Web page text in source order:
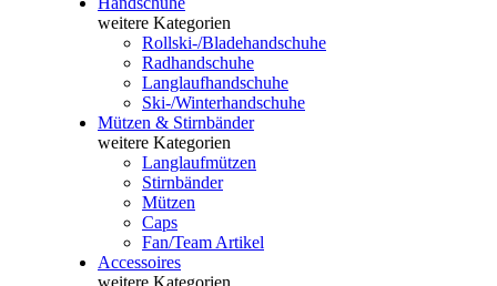
weitere Kategorien
Rollski-/Bladehandschuhe
Radhandschuhe
Langlaufhandschuhe
Ski-/Winterhandschuhe
Mützen & Stirnbänder
weitere Kategorien
Langlaufmützen
Stirnbänder
Mützen
Caps
Fan/Team Artikel
Accessoires
weitere Kategorien